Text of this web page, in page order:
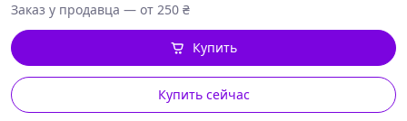
Заказ у продавца — от 250 ₴
Купить сейчас
Купить